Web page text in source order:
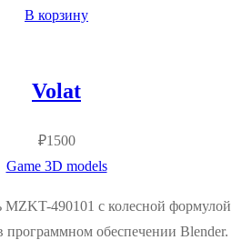
В корзину
Volat
₽1500
Game 3D models
MZKT-490101 с колесной формулой
программном обеспечении Blender.